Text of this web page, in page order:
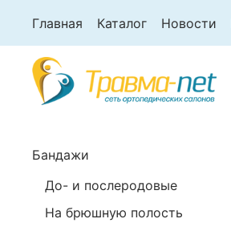
Главная Каталог Новости
Бандажи
До- и послеродовые
На брюшную полость